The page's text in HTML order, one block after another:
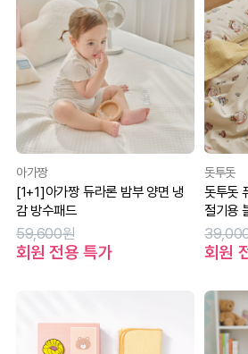
아가짱
[1+1]아가짱 듀라론 밤부 양면 냉
감 방수패드
59,600원
회원 전용 특가
돗투돗
돗투돗
절기용
회원